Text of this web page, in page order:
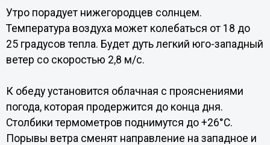
Утро порадует нижегородцев солнцем.
Температура воздуха может колебаться от 18 до
25 градусов тепла. Будет дуть легкий юго-западный
ветер со скоростью 2,8 м/с.
К обеду установится облачная с прояснениями
погода, которая продержится до конца дня.
Столбики термометров поднимутся до +26°С.
Порывы ветра сменят направление на западное и